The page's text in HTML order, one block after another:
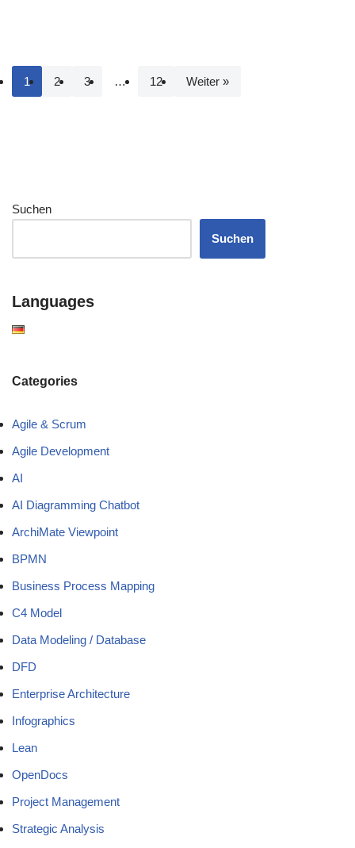
1 2 3 … 12 Weiter »
Suchen
Suchen
Languages
Categories
Agile & Scrum
Agile Development
AI
AI Diagramming Chatbot
ArchiMate Viewpoint
BPMN
Business Process Mapping
C4 Model
Data Modeling / Database
DFD
Enterprise Architecture
Infographics
Lean
OpenDocs
Project Management
Strategic Analysis